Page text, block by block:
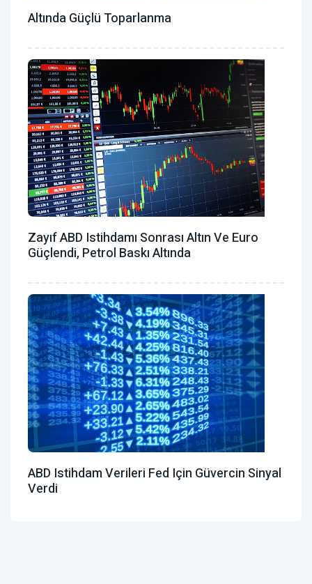
Altında Güçlü Toparlanma
Zayıf ABD Istihdamı Sonrası Altın Ve Euro
Güçlendi, Petrol Baskı Altında
ABD Istihdam Verileri Fed Için Güvercin Sinyal
Verdi